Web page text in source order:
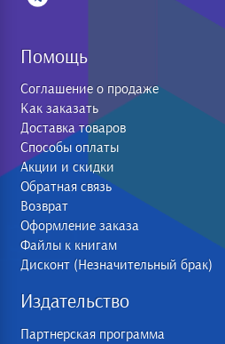
Помощь
Соглашение о продаже
Как заказать
Доставка товаров
Способы оплаты
Акции и скидки
Обратная связь
Возврат
Оформление заказа
Файлы к книгам
Дисконт (Незначительный брак)
Издательство
Партнерская программа